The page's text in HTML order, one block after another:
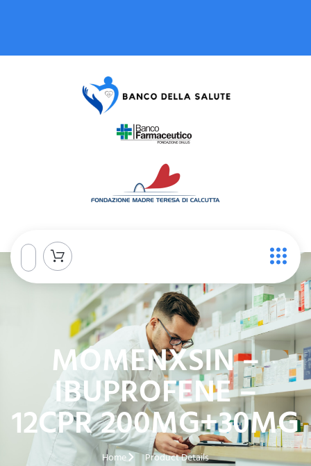
MOMENXSIN –
IBUPROFENE –
12CPR 200MG+30MG
Home Product Details